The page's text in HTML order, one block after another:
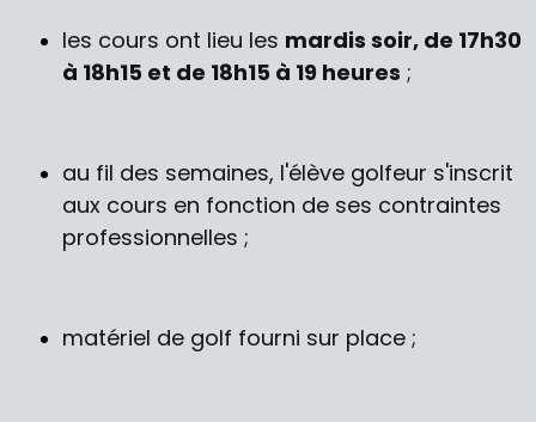
les cours ont lieu les mardis soir, de 17h30
à 18h15 et de 18h15 à 19 heures ;
au fil des semaines, l'élève golfeur s'inscrit
aux cours en fonction de ses contraintes
professionnelles ;
matériel de golf fourni sur place ;